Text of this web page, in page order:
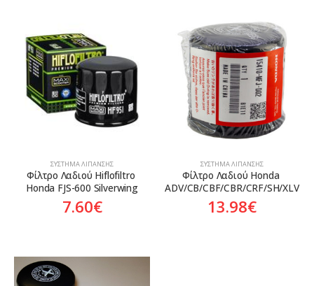
ΣΎΣΤΗΜΑ ΛΊΠΑΝΣΗΣ
Φίλτρο Λαδιού Hiflofiltro
Honda FJS-600 Silverwing
7.60€
ΣΎΣΤΗΜΑ ΛΊΠΑΝΣΗΣ
Φίλτρο Λαδιού Honda
ADV/CB/CBF/CBR/CRF/SH/XLV
13.98€